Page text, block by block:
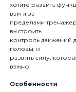
хотите развить
вам и за
пределами
выстроить
контроль движений
головы, и
развить силу,
важно.
Особенности